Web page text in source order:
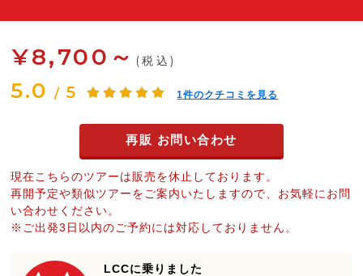
¥8,700～ (税込)
5.0 / 5 1件のクチコミを見る
再販 お問い合わせ
現在こちらのツアーは販売を休止しております。
再開予定や類似ツアーをご案内いたしますので、お気軽にお問
い合わせください。
※ご出発3日以内のご予約には対応しておりません。
LCCに乗りました